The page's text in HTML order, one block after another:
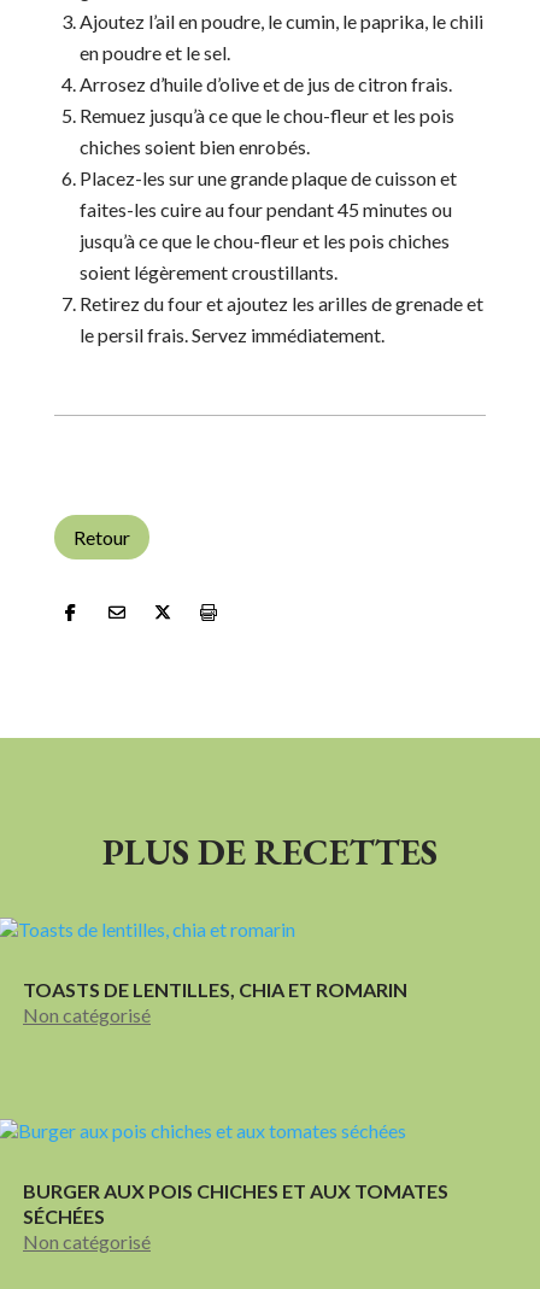
Ajoutez l’ail en poudre, le cumin, le paprika, le chili
en poudre et le sel.
Arrosez d’huile d’olive et de jus de citron frais.
Remuez jusqu’à ce que le chou-fleur et les pois
chiches soient bien enrobés.
Placez-les sur une grande plaque de cuisson et
faites-les cuire au four pendant 45 minutes ou
jusqu’à ce que le chou-fleur et les pois chiches
soient légèrement croustillants.
Retirez du four et ajoutez les arilles de grenade et
le persil frais. Servez immédiatement.
Retour
PLUS DE RECETTES
TOASTS DE LENTILLES, CHIA ET ROMARIN
Non catégorisé
BURGER AUX POIS CHICHES ET AUX TOMATES
SÉCHÉES
Non catégorisé